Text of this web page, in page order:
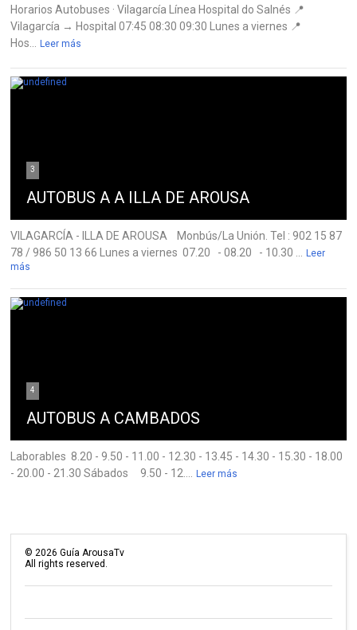
Horarios Autobuses · Vilagarcía Línea Hospital do Salnés 📍
Vilagarcía → Hospital 07:45 08:30 09:30 Lunes a viernes 📍
Hos...
Leer más
3
AUTOBUS A A ILLA DE AROUSA
VILAGARCÍA - ILLA DE AROUSA Monbús/La Unión. Tel : 902 15 87
78 / 986 50 13 66 Lunes a viernes 07.20 - 08.20 - 10.30 ...
Leer
más
4
AUTOBUS A CAMBADOS
Laborables 8.20 - 9.50 - 11.00 - 12.30 - 13.45 - 14.30 - 15.30 - 18.00
- 20.00 - 21.30 Sábados 9.50 - 12....
Leer más
©2026 Guía ArousaTv
All rights reserved.